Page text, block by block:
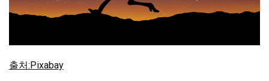
출처:Pixabay